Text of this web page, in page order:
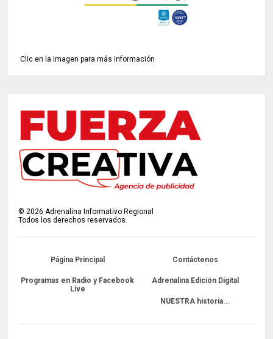
Clic en la imagen para más información
© 2026 Adrenalina Informativo Regional
Todos los derechos reservados.
Página Principal Contáctenos
Programas en Radio y Facebook
Live
Adrenalina Edición Digital
NUESTRA historia...